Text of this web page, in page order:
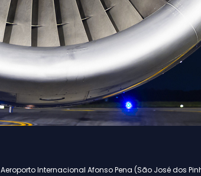
Aeroporto Internacional Afonso Pena (São José dos